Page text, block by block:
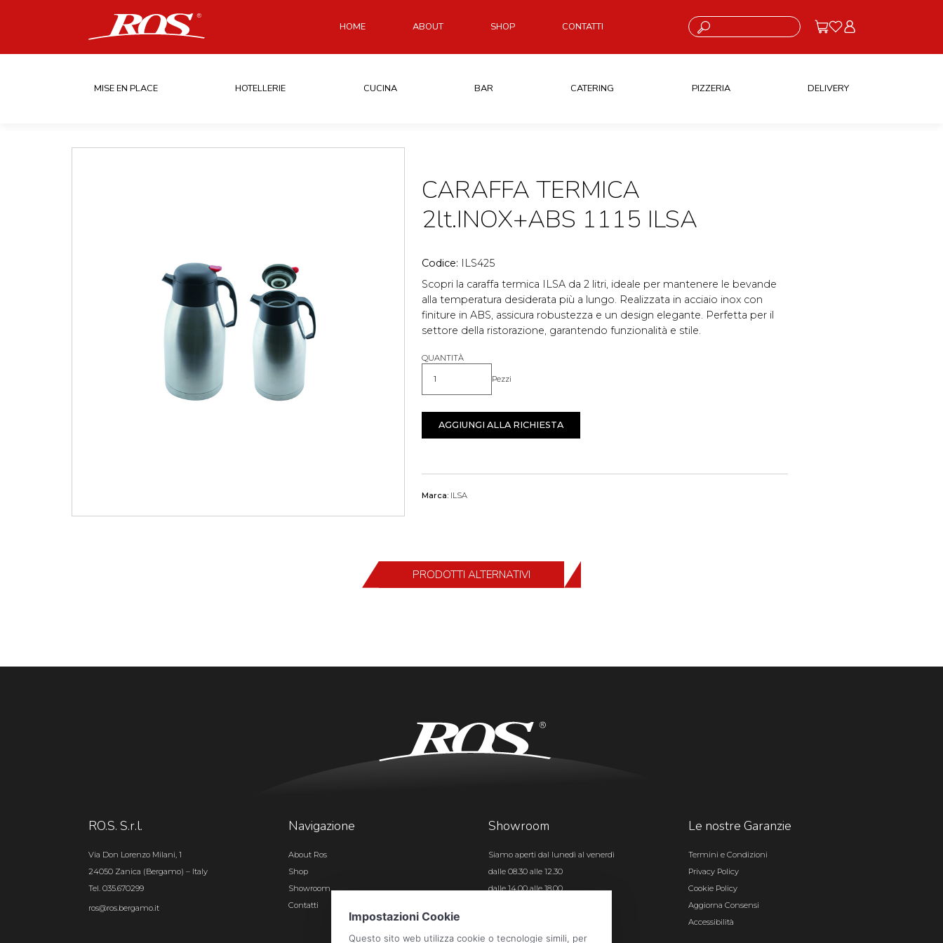
HOME ABOUT SHOP CONTATTI Cosa stai cercando?
MISE EN PLACE HOTELLERIE CUCINA BAR CATERING PIZZERIA DELIVERY
CARAFFA TERMICA
2lt.INOX+ABS 1115 ILSA
Codice: ILS425
Scopri la caraffa termica ILSA da 2 litri, ideale per mantenere le bevande
alla temperatura desiderata più a lungo. Realizzata in acciaio inox con
finiture in ABS, assicura robustezza e un design elegante. Perfetta per il
settore della ristorazione, garantendo funzionalità e stile.
QUANTITÀ
Quantità Pezzi
AGGIUNGI ALLA RICHIESTA
Marca: ILSA
PRODOTTI ALTERNATIVI
RO.S. S.r.l.
Via Don Lorenzo Milani, 1
24050 Zanica (Bergamo) – Italy
Tel. 035.670299
ros@ros.bergamo.it
Navigazione
About Ros
Shop
Showroom
Contatti
Showroom
Siamo aperti dal lunedì al venerdì
dalle 08.30 alle 12.30
dalle 14.00 alle 18.00
Le nostre Garanzie
Termini e Condizioni
Privacy Policy
Cookie Policy
Aggiorna Consensi
Accessibilità